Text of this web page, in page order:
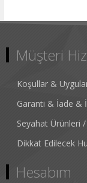
Müşteri
Koşullar &
Garanti & İade &
Seyahat Ürünleri
Dikkat Edilecek
Hesabım